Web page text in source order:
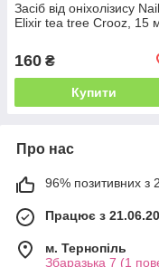
Засіб від оніхолізису Nail
Elixir tea tree Crooz, 15
160 ₴
Купити
Про нас
96% позитивних з
Працює з
м. Тернопіль
Збаразька 7 (1